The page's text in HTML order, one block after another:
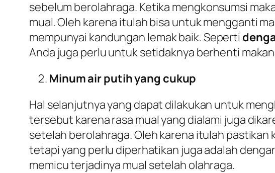
sebelum berolahraga. Ketika mengkonsumsi
mual. Oleh karena itulah bisa untuk mengganti
mempunyai kandungan lemak baik. Seperti
Anda juga perlu untuk setidaknya berhenti
Minum air putih yang cukup
Hal selanjutnya yang dapat dilakukan untuk
tersebut karena rasa mual yang dialami juga
setelah berolahraga. Oleh karena itulah
tetapi yang perlu diperhatikan juga adalah
memicu terjadinya mual setelah olahraga.